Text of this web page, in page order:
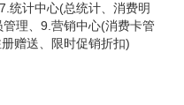
统计中心(总统计、消费明
理、9.营销中心(消费卡管
赠送、限时促销折扣)